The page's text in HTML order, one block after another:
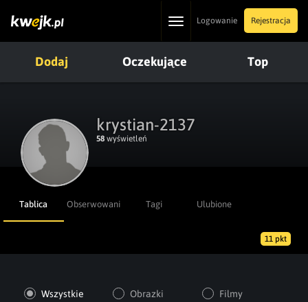
ToggleLogowanie Rejestracja
Dodaj Oczekujące Top
krystian-2137
58 wyświetleń
Tablica Obserwowani Tagi Ulubione
11 pkt
Wszystkie Obrazki
Filmy